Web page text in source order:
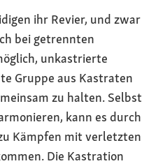
ihr Revier, und zwar
bei getrennten
unkastrierte
Gruppe aus Kastraten
zu halten. Selbst
kann es durch
Kämpfen mit verletzten
Die Kastration